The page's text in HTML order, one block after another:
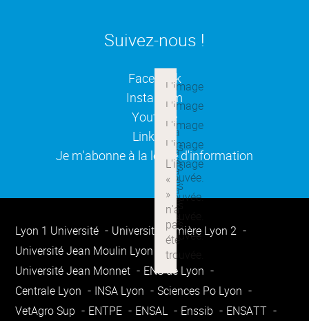
Suivez-nous !
Facebook(ouverture dans une
Instagram(ouverture dans une
Youtube(ouverture dans une
Linkedin
(ouverture dans une
Je m'abonne à la lettre d'information
(ouverture dans une
Lyon 1 Université
Université Lumière Lyon 2
Université Jean Moulin Lyon 3
Université Jean Monnet
ENS de Lyon
Centrale Lyon
INSA Lyon
Sciences Po Lyon
VetAgro Sup
ENTPE ENSAL Enssib
ENSATT